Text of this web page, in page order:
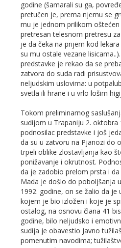
godine (šamarali su ga,
pretučen je, prema njemu se
mu je jednom prilikom
pretresan telesnom pretresu
je da čeka na prijem kod
su mu ostale vezane
predstavke je rekao da se
zatvora do suda radi
neljudskim uslovima: u
svetla ili hrane i u vrlo lošim
Tokom preliminarnog
sudijom u Trapaniju 2. oktobra
podnosilac predstavke i još
da su u zatvoru na Pjanozi do
trpeli oblike zlostavljanja kao
ponižavanje i okrutnost.
da je zadobio prelom prsta i
Mada je došlo do poboljšanja
1992. godine, on se žalio da je
kojem je bio izložen i koje je
ostalog, na osnovu člana 41
godine, bilo neljudsko i
sudija je obavestio Javno
pomenutim navodima;